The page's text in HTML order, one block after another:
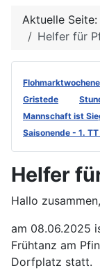
Aktuelle Seite:
Helfer für
Gristede
Mannschaft ist
Saisonende - 1.
Helfer
Hallo zusammen,
am 08.06.2025
Frühtanz am
Dorfplatz statt.